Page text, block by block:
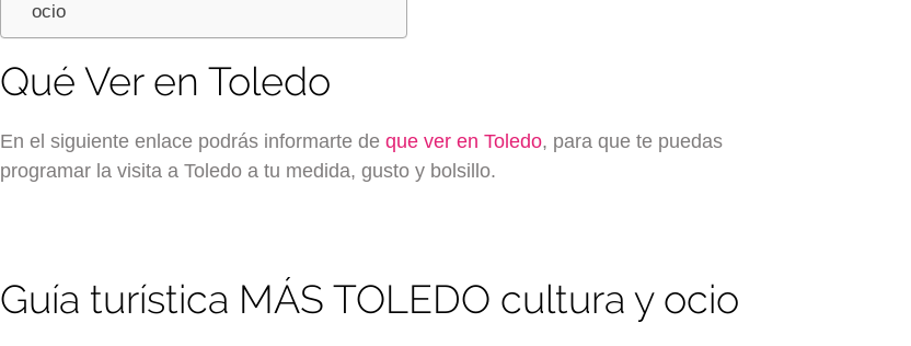
ocio
Qué Ver en Toledo
En el siguiente enlace podrás informarte deque ver en Toledo, para que te puedas
programar la visita a Toledo a tu medida, gusto y bolsillo.
Guía turística MÁS TOLEDO cultura y ocio